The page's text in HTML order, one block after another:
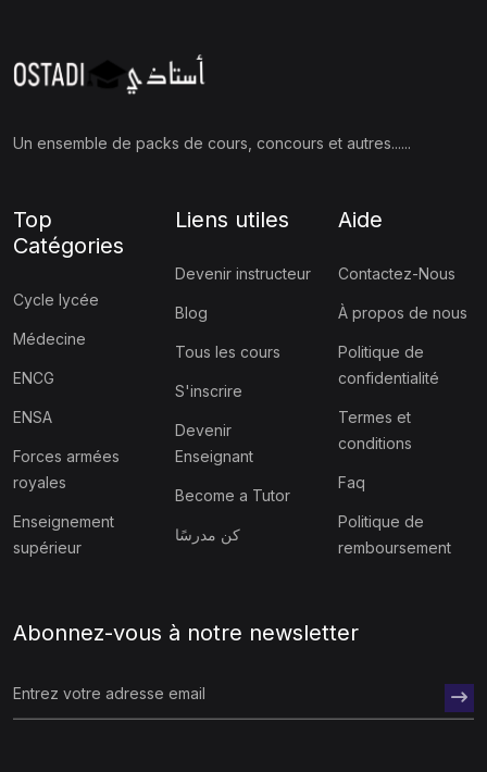
Un ensemble de packs de cours, concours et autres......
Top
Catégories
Cycle lycée
Médecine
ENCG
ENSA
Forces armées
royales
Enseignement
supérieur
Liens utiles
Devenir instructeur
Blog
Tous les cours
S'inscrire
Devenir
Enseignant
Become a Tutor
كن مدرسًا
Aide
Contactez-Nous
À propos de nous
Politique de
confidentialité
Termes et
conditions
Faq
Politique de
remboursement
Abonnez-vous à notre newsletter